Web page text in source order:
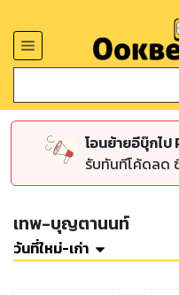
โอนย้ายอีบุ๊กไ
รับทันทีโค้ดลด
เทพ-บุญตานนท์
วันที่ใหม่-เก่า